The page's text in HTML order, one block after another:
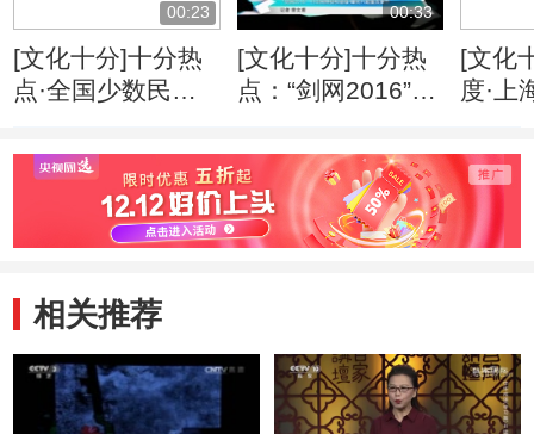
00:23
[文化十分]十分热
点·全国少数民族
舞诗画《木卡姆印
象》在京上演
00:33
[文化十分]十分热
点：“剑网2016”打
曝光八起重点案件
[文化
度·上
妙世界
相关推荐